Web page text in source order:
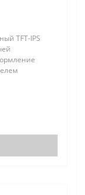
TFT-IPS